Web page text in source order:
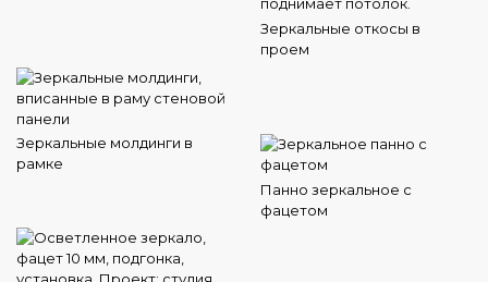
Зеркальные откосы в
проем
Зеркальные молдинги в
рамке
Панно зеркальное с
фацетом